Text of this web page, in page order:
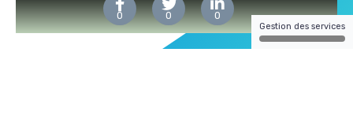
0 0 0
Gestion des services